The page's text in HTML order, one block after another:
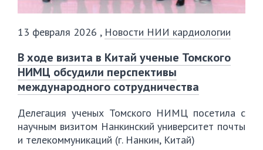
13 февраля 2026 , Новости НИИ кардиологии
В ходе визита в Китай ученые Томского
НИМЦ обсудили перспективы
международного сотрудничества
Делегация ученых Томского НИМЦ посетила с
научным визитом Нанкинский университет почты
и телекоммуникаций (г. Нанкин, Китай)